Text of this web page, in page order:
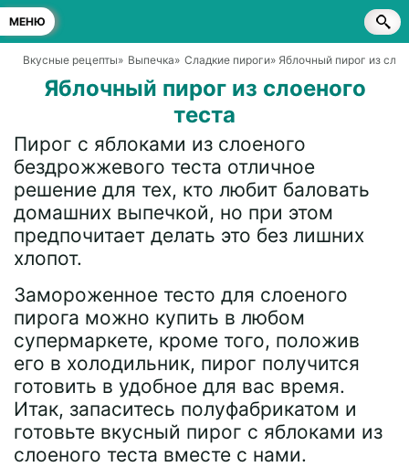
МЕНЮ
Вкусные рецепты» Выпечка» Сладкие пироги» Яблочный пирог из
Яблочный пирог из слоеного
теста
Пирог с яблоками из слоеного
бездрожжевого теста отличное
решение для тех, кто любит баловать
домашних выпечкой, но при этом
предпочитает делать это без лишних
хлопот.
Замороженное тесто для слоеного
пирога можно купить в любом
супермаркете, кроме того, положив
его в холодильник, пирог получится
готовить в удобное для вас время.
Итак, запаситесь полуфабрикатом и
готовьте вкусный пирог с яблоками из
слоеного теста вместе с нами.